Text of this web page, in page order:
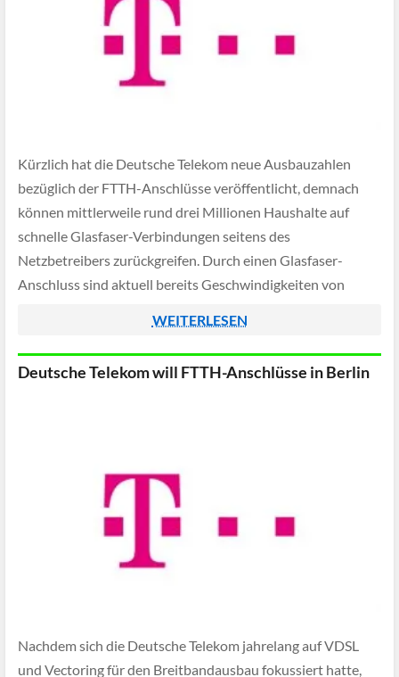
Kürzlich hat die Deutsche Telekom neue Ausbauzahlen
bezüglich der FTTH-Anschlüsse veröffentlicht, demnach
können mittlerweile rund drei Millionen Haushalte auf
schnelle Glasfaser-Verbindungen seitens des
Netzbetreibers zurückgreifen. Durch einen Glasfaser-
Anschluss sind aktuell bereits Geschwindigkeiten von
noch größere Datenraten ermöglichen.
WEITERLESEN
Deutsche Telekom will FTTH-Anschlüsse in Berlin
Nachdem sich die Deutsche Telekom jahrelang auf VDSL
und Vectoring für den Breitbandausbau fokussiert hatte,